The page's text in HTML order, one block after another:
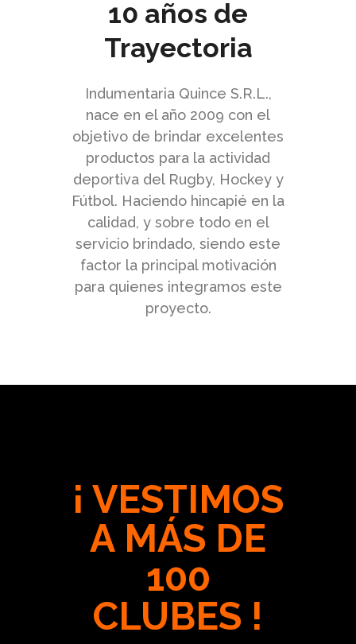
10 años de
Trayectoria
Indumentaria Quince S.R.L.,
nace en el año 2009 con el
objetivo de brindar excelentes
productos para la actividad
deportiva del Rugby, Hockey y
Fútbol. Haciendo hincapié en la
calidad, y sobre todo en el
servicio brindado, siendo este
factor la principal motivación
para quienes integramos este
proyecto.
¡ VESTIMOS
A MÁS DE
100
CLUBES !